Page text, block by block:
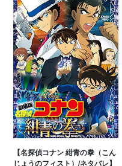
【名探偵コナン 紺青の拳（こん
じょうのフィスト）/ネタバレ】